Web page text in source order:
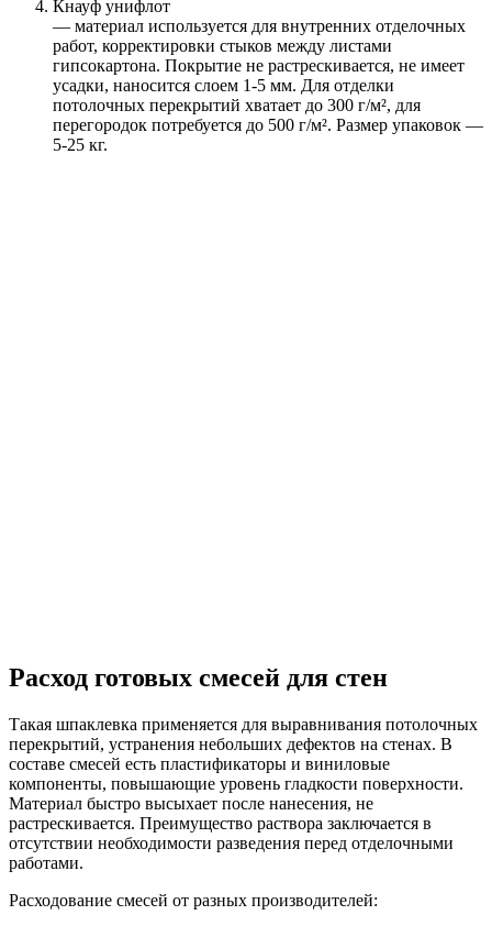
Кнауф унифлот
— материал используется для внутренних отделочных
работ, корректировки стыков между листами
гипсокартона. Покрытие не растрескивается, не имеет
усадки, наносится слоем 1-5 мм. Для отделки
потолочных перекрытий хватает до 300 г/м², для
перегородок потребуется до 500 г/м². Размер упаковок —
5-25 кг.
Расход готовых смесей для стен
Такая шпаклевка применяется для выравнивания потолочных
перекрытий, устранения небольших дефектов на стенах. В
составе смесей есть пластификаторы и виниловые
компоненты, повышающие уровень гладкости поверхности.
Материал быстро высыхает после нанесения, не
растрескивается. Преимущество раствора заключается в
отсутствии необходимости разведения перед отделочными
работами.
Расходование смесей от разных производителей: